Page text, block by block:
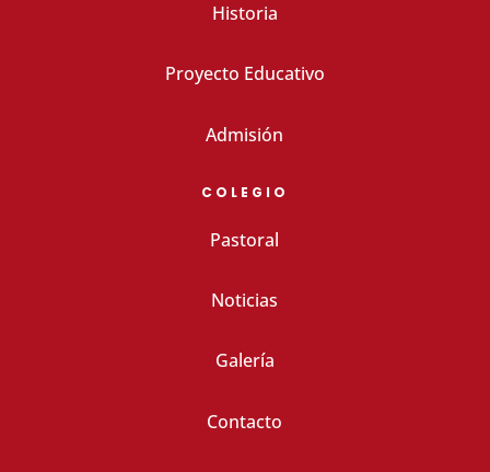
Historia
Proyecto Educativo
Admisión
COLEGIO
Pastoral
Noticias
Galería
Contacto